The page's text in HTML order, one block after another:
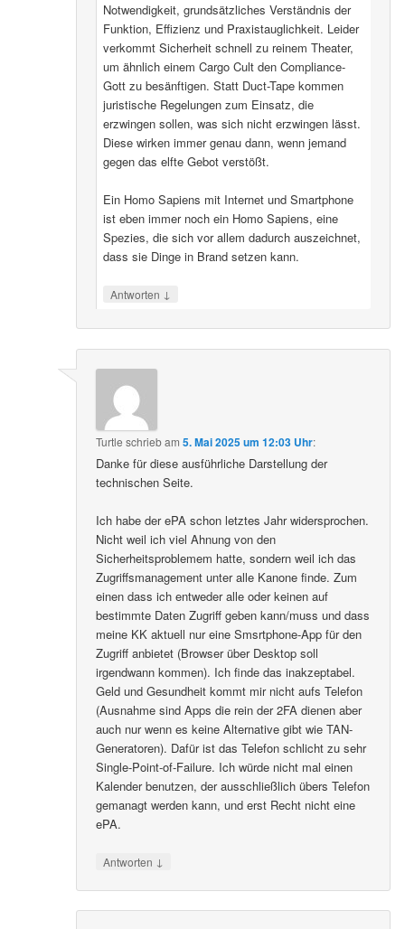
Notwendigkeit, grundsätzliches Verständnis der
Funktion, Effizienz und Praxistauglichkeit. Leider
verkommt Sicherheit schnell zu reinem Theater,
um ähnlich einem Cargo Cult den Compliance-
Gott zu besänftigen. Statt Duct-Tape kommen
juristische Regelungen zum Einsatz, die
erzwingen sollen, was sich nicht erzwingen lässt.
Diese wirken immer genau dann, wenn jemand
gegen das elfte Gebot verstößt.
Ein Homo Sapiens mit Internet und Smartphone
ist eben immer noch ein Homo Sapiens, eine
Spezies, die sich vor allem dadurch auszeichnet,
dass sie Dinge in Brand setzen kann.
Antworten ↓
Turtle schriebam5. Mai 2025 um 12:03 Uhr:
Danke für diese ausführliche Darstellung der
technischen Seite.
Ich habe der ePA schon letztes Jahr widersprochen.
Nicht weil ich viel Ahnung von den
Sicherheitsproblemem hatte, sondern weil ich das
Zugriffsmanagement unter alle Kanone finde. Zum
einen dass ich entweder alle oder keinen auf
bestimmte Daten Zugriff geben kann/muss und dass
meine KK aktuell nur eine Smsrtphone-App für den
Zugriff anbietet (Browser über Desktop soll
irgendwann kommen). Ich finde das inakzeptabel.
Geld und Gesundheit kommt mir nicht aufs Telefon
(Ausnahme sind Apps die rein der 2FA dienen aber
auch nur wenn es keine Alternative gibt wie TAN-
Generatoren). Dafür ist das Telefon schlicht zu sehr
Single-Point-of-Failure. Ich würde nicht mal einen
Kalender benutzen, der ausschließlich übers Telefon
gemanagt werden kann, und erst Recht nicht eine
ePA.
Antworten ↓